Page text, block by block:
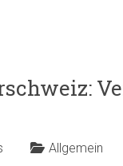
Allgemein